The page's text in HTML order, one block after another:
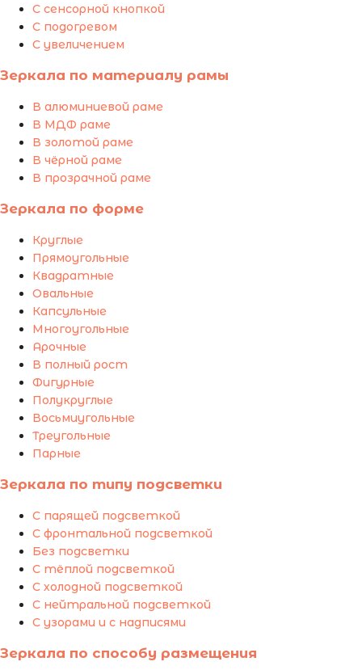
С сенсорной кнопкой
С подогревом
С увеличением
Зеркала по материалу рамы
В алюминиевой раме
В МДФ раме
В золотой раме
В чёрной раме
В прозрачной раме
Зеркала по форме
Круглые
Прямоугольные
Квадратные
Овальные
Капсульные
Многоугольные
Арочные
В полный рост
Фигурные
Полукруглые
Восьмиугольные
Треугольные
Парные
Зеркала по типу подсветки
С парящей подсветкой
С фронтальной подсветкой
Без подсветки
С тёплой подсветкой
С холодной подсветкой
С нейтральной подсветкой
С узорами и с надписями
Зеркала по способу размещения